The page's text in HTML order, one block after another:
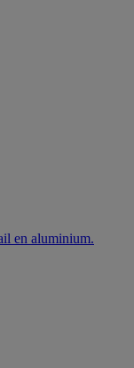
en aluminium.